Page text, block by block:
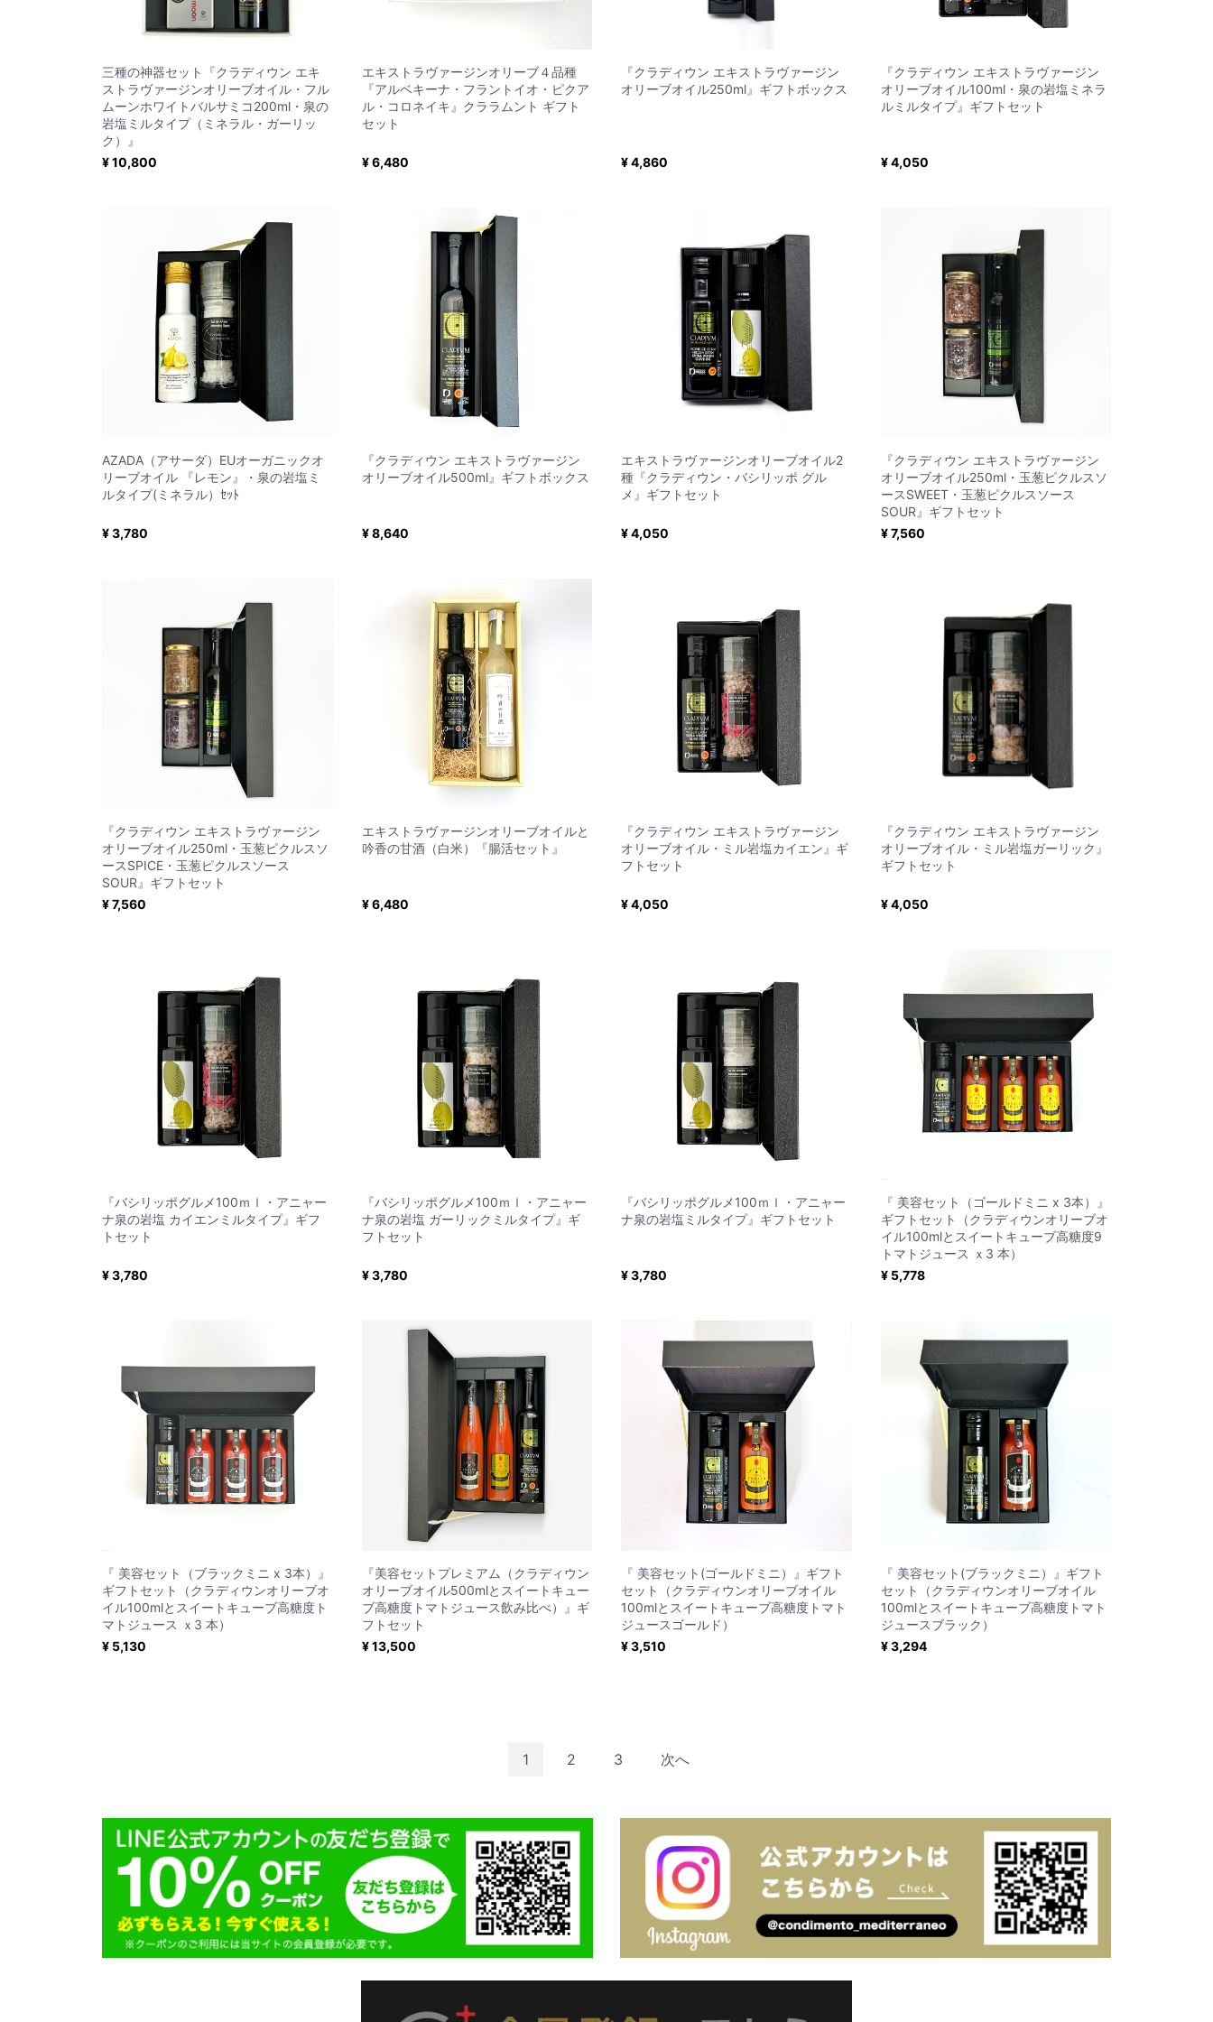
三種の神器セット『クラディウン エキ
ストラヴァージンオリーブオイル・フル
ムーンホワイトバルサミコ200ml・泉の
岩塩ミルタイプ（ミネラル・ガーリッ
ク）』
¥ 10,800
エキストラヴァージンオリーブ４品種
『アルベキーナ・フラントイオ・ピクア
ル・コロネイキ』クララムント ギフト
セット
¥ 6,480
『クラディウン エキストラヴァージン
オリーブオイル250ml』ギフトボックス
¥ 4,860
『クラディウン エキストラヴァージン
オリーブオイル100ml・泉の岩塩ミネラ
ルミルタイプ』ギフトセット
¥ 4,050
AZADA（アサーダ）EUオーガニックオ
リーブオイル 『レモン』・泉の岩塩ミ
ルタイプ(ミネラル）ｾｯﾄ
¥ 3,780
『クラディウン エキストラヴァージン
オリーブオイル500ml』ギフトボックス
¥ 8,640
エキストラヴァージンオリーブオイル2
種『クラディウン・バシリッポ グル
メ』ギフトセット
¥ 4,050
『クラディウン エキストラヴァージン
オリーブオイル250ml・玉葱ピクルスソ
ースSWEET・玉葱ピクルスソース
SOUR』ギフトセット
¥ 7,560
『クラディウン エキストラヴァージン
オリーブオイル250ml・玉葱ピクルスソ
ースSPICE・玉葱ピクルスソース
SOUR』ギフトセット
¥ 7,560
エキストラヴァージンオリーブオイルと
吟香の甘酒（白米）『腸活セット』
¥ 6,480
『クラディウン エキストラヴァージン
オリーブオイル・ミル岩塩カイエン』ギ
フトセット
¥ 4,050
『クラディウン エキストラヴァージン
オリーブオイル・ミル岩塩ガーリック』
ギフトセット
¥ 4,050
『バシリッポグルメ100ｍｌ・アニャー
ナ泉の岩塩 カイエンミルタイプ』ギフ
トセット
¥ 3,780
『バシリッポグルメ100ｍｌ・アニャー
ナ泉の岩塩 ガーリックミルタイプ』ギ
フトセット
¥ 3,780
『バシリッポグルメ100ｍｌ・アニャー
ナ泉の岩塩ミルタイプ』ギフトセット
¥ 3,780
『 美容セット（ゴールドミニ x 3本）』
ギフトセット（クラディウンオリーブオ
イル100mlとスイートキューブ高糖度9
トマトジュース ｘ3 本）
¥ 5,778
『 美容セット（ブラックミニ x 3本）』
ギフトセット（クラディウンオリーブオ
イル100mlとスイートキューブ高糖度ト
マトジュース ｘ3 本）
¥ 5,130
『美容セットプレミアム（クラディウン
オリーブオイル500mlとスイートキュー
ブ高糖度トマトジュース飲み比べ）』ギ
フトセット
¥ 13,500
『 美容セット(ゴールドミニ）』ギフト
セット（クラディウンオリーブオイル
100mlとスイートキューブ高糖度トマト
ジュースゴールド）
¥ 3,510
『 美容セット(ブラックミニ）』ギフト
セット（クラディウンオリーブオイル
100mlとスイートキューブ高糖度トマト
ジュースブラック）
¥ 3,294
1 2 3 次へ